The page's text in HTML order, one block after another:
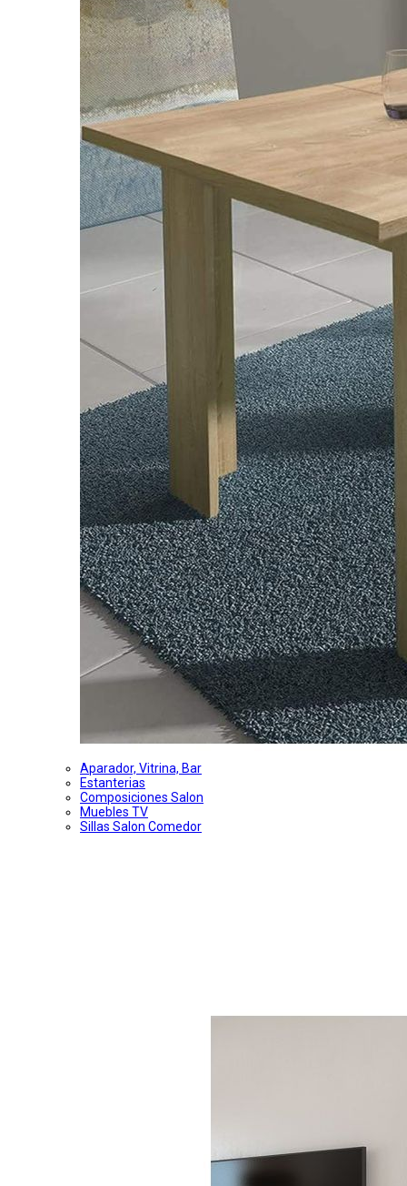
Aparador, Vitrina, Bar
Estanterias
Composiciones Salon
Muebles TV
Sillas Salon Comedor